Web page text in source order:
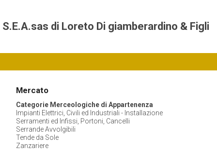
di Loreto Di giamberardino & Figli
Mercato
Categorie Merceologiche di Appartenenza
Impianti Elettrici, Civili ed Industriali - Installazione
Serramenti ed Infissi, Portoni, Cancelli
Serrande Avvolgibili
Tende da Sole
Zanzariere